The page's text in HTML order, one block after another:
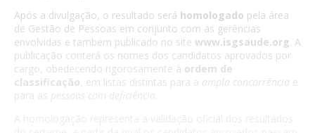
Após a divulgação, o resultado será homologado pela área
de Gestão de Pessoas em conjunto com as gerências
envolvidas e também publicado no site www.isgsaude.org. A
publicação conterá os nomes dos candidatos aprovados por
cargo, obedecendo rigorosamente à ordem de
classificação, em listas distintas para a ampla concorrência e
para as pessoas com deficiência
A homologação representa a validação oficial dos resultados